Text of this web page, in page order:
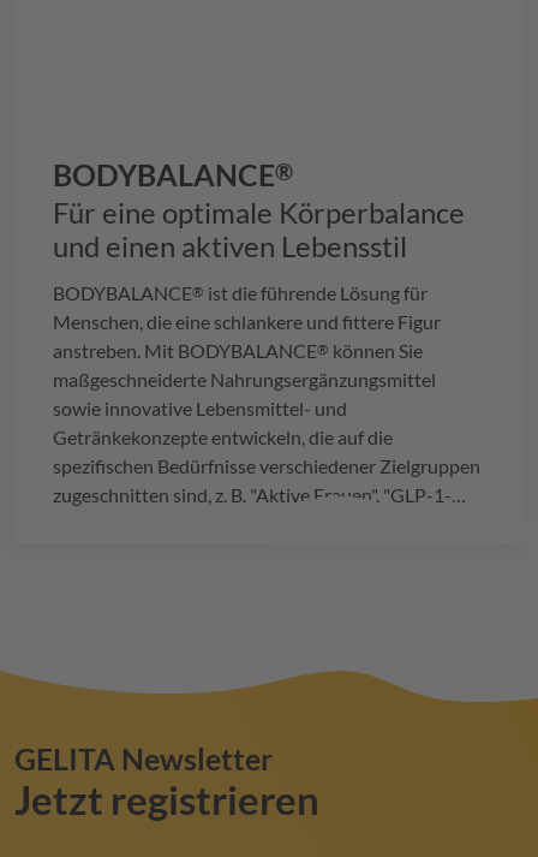
BODYBALANCE®
Für eine optimale Körperbalance
und einen aktiven Lebensstil
BODYBALANCE® ist die führende Lösung für
Menschen, die eine schlankere und fittere Figur
anstreben. Mit BODYBALANCE® können Sie
maßgeschneiderte Nahrungsergänzungsmittel
sowie innovative Lebensmittel- und
Getränkekonzepte entwickeln, die auf die
spezifischen Bedürfnisse verschiedener Zielgruppen
zugeschnitten sind, z. B. "Aktive Frauen", "GLP-1-
GELITA Newsletter
Jetzt registrieren